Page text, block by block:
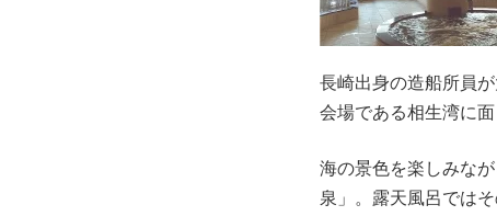
長崎出身の造船所員
会場である相生湾に
海の景色を楽しみな
泉」。露天風呂では